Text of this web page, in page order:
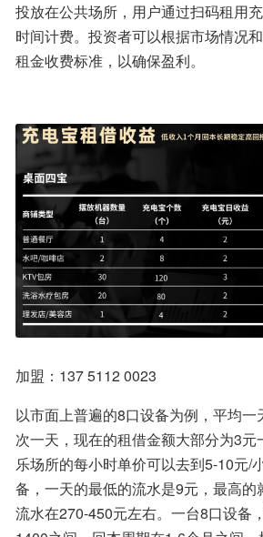
投放在公共场所，用户通过扫码租用
时间计费。投资者可以根据市场情况
租金收费标准，以确保盈利。
加盟：137 5112 0023
以市面上普遍的8口设备为例，平均
次一天，现在的租借金额大部分为3元
乐场所的每小时单价可以去到5-10元/
备，一天的最低的流水是9元，最高的
流水在270-450元左右。一台8口设备